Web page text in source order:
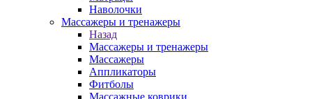
Наволочки
Массажеры и тренажеры
Назад
Массажеры и тренажеры
Массажеры
Аппликаторы
Фитболы
Массажные коврики